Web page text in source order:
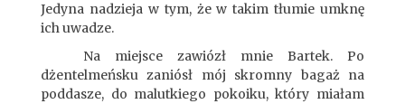
Jedyna nadzieja w tym, że w takim tłumie umknę
ich uwadze.
Na miejsce zawiózł mnie Bartek. Po
dżentelmeńsku zaniósł mój skromny bagaż na
poddasze, do malutkiego pokoiku, który miałam